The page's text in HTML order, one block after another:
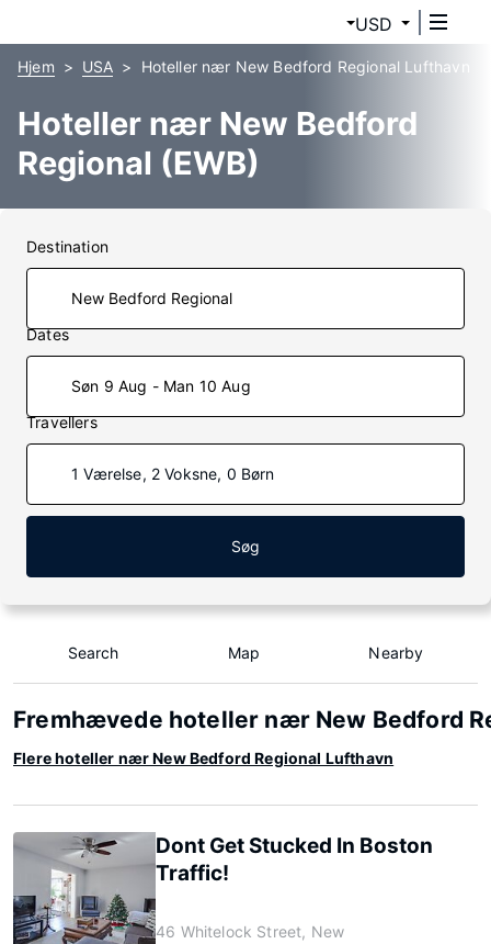
USD
Hjem USA Hoteller nær New Bedford Regional Lufthavn
Hoteller nær New Bedford
Regional (EWB)
Destination
Dates
Søn 9 Aug - Man 10 Aug
Travellers
1 Værelse, 2 Voksne, 0 Børn
Søg
Search Map Nearby
Fremhævede hoteller nær New Bedford
Flere hoteller nær New Bedford Regional Lufthavn
Dont Get Stucked In Boston
Traffic!
46 Whitelock Street, New